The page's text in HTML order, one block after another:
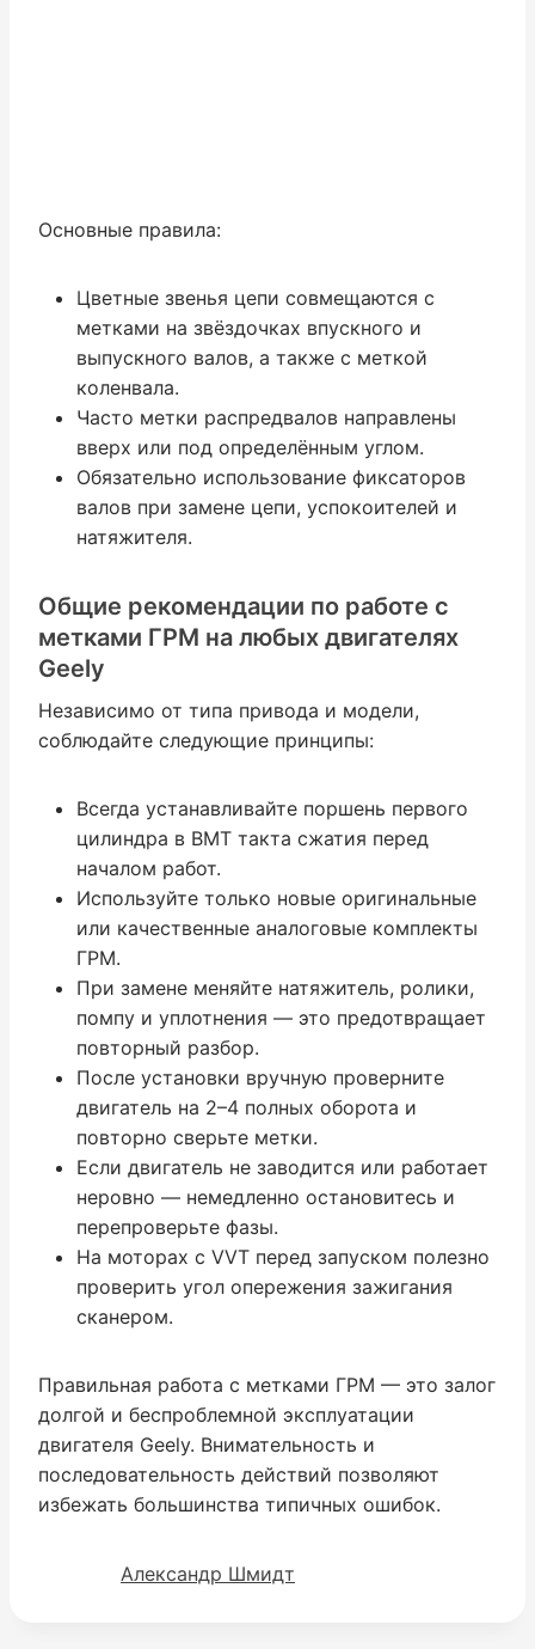
Основные правила:
Цветные звенья цепи совмещаются с
метками на звёздочках впускного и
выпускного валов, а также с меткой
коленвала.
Часто метки распредвалов направлены
вверх или под определённым углом.
Обязательно использование фиксаторов
валов при замене цепи, успокоителей и
натяжителя.
Общие рекомендации по работе с
метками ГРМ на любых двигателях
Geely
Независимо от типа привода и модели,
соблюдайте следующие принципы:
Всегда устанавливайте поршень первого
цилиндра в ВМТ такта сжатия перед
началом работ.
Используйте только новые оригинальные
или качественные аналоговые комплекты
ГРМ.
При замене меняйте натяжитель, ролики,
помпу и уплотнения — это предотвращает
повторный разбор.
После установки вручную проверните
двигатель на 2–4 полных оборота и
повторно сверьте метки.
Если двигатель не заводится или работает
неровно — немедленно остановитесь и
перепроверьте фазы.
На моторах с VVT перед запуском полезно
проверить угол опережения зажигания
сканером.
Правильная работа с метками ГРМ — это залог
долгой и беспроблемной эксплуатации
двигателя Geely. Внимательность и
последовательность действий позволяют
избежать большинства типичных ошибок.
Александр Шмидт